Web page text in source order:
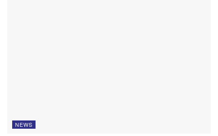
NEWS